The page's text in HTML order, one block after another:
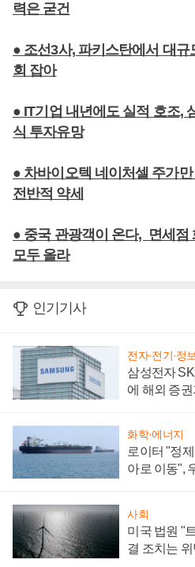
력은 굳건
● 조선3사, 파키스탄에서 대규
회 잡아
● IT기업 내년에도 실적 호조,
식 투자유망
● 차바이오텍 네이처셀 주가
전반적 약세
● 중국 관광객이 온다, 면세점
모두 올라
인기기사
전자·전기·정
삼성전자
에 해외 증
화학·에너지
로이터 "정
아로 이동",
사회
미국 법원 "
결 조치는